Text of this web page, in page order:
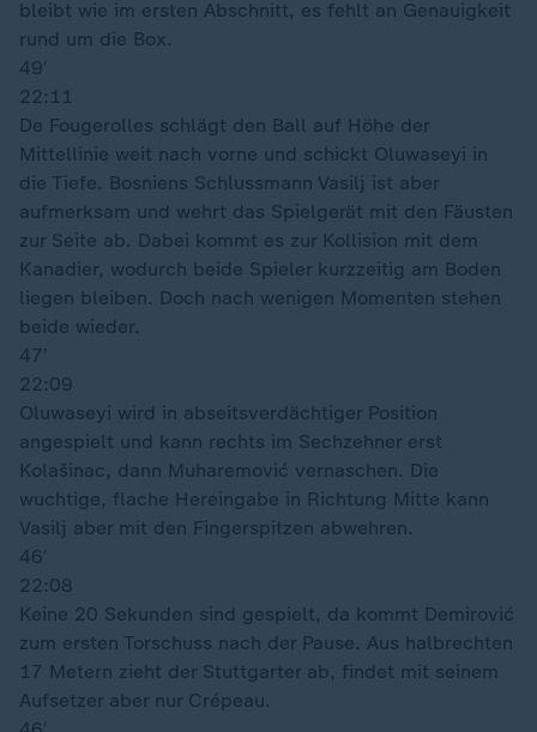
bleibt wie im ersten Abschnitt, es fehlt an Genauigkeit
rund um die Box.
49′
22:11
De Fougerolles schlägt den Ball auf Höhe der
Mittellinie weit nach vorne und schickt Oluwaseyi in
die Tiefe. Bosniens Schlussmann Vasilj ist aber
aufmerksam und wehrt das Spielgerät mit den Fäusten
zur Seite ab. Dabei kommt es zur Kollision mit dem
Kanadier, wodurch beide Spieler kurzzeitig am Boden
liegen bleiben. Doch nach wenigen Momenten stehen
beide wieder.
47′
22:09
Oluwaseyi wird in abseitsverdächtiger Position
angespielt und kann rechts im Sechzehner erst
Kolašinac, dann Muharemović vernaschen. Die
wuchtige, flache Hereingabe in Richtung Mitte kann
Vasilj aber mit den Fingerspitzen abwehren.
46′
22:08
Keine 20 Sekunden sind gespielt, da kommt Demirović
zum ersten Torschuss nach der Pause. Aus halbrechten
17 Metern zieht der Stuttgarter ab, findet mit seinem
Aufsetzer aber nur Crépeau.